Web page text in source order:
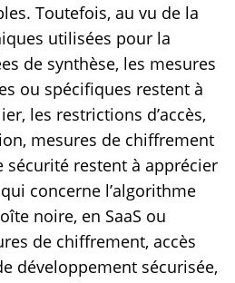
Toutefois, au vu de la
utilisées pour la
de synthèse, les mesures
ou spécifiques restent à
les restrictions d’accès,
mesures de chiffrement
sécurité restent à apprécier
concerne l’algorithme
noire, en SaaS ou
de chiffrement, accès
développement sécurisée,